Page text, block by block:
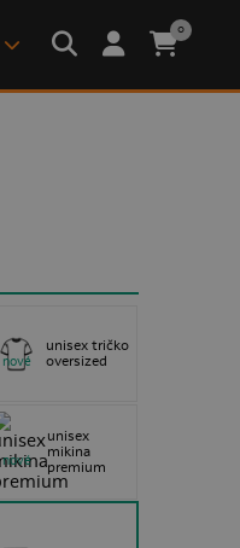
0
unisex tričko
oversized
nové
unisex
mikina
premium
nové